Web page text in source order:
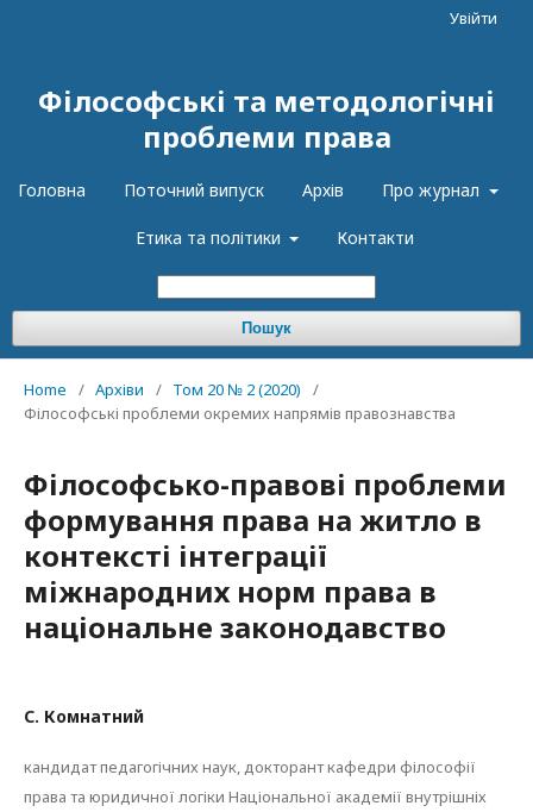
Філософські та методологічні
проблеми права
Головна Поточний випуск Архів Про журнал
Етика та політики Контакти
Пошук
Увійти
Home / Архіви / Том 20 № 2 (2020)
/
Філософські проблеми окремих напрямів правознавства
Філософсько-правові проблеми
формування права на житло в
контексті інтеграції
міжнародних норм права в
національне законодавство
С. Комнатний
кандидат педагогічних наук, докторант кафедри філософії
права та юридичної логіки Національної академії внутрішніх